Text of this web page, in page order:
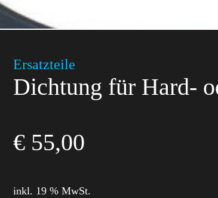
Ersatzteile
Dichtung für Hard-
€ 55,00
inkl. 19 % MwSt.